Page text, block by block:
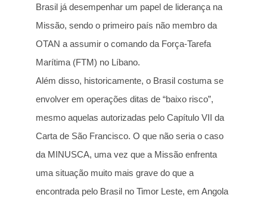
Brasil já desempenhar um papel de liderança na
Missão, sendo o primeiro país não membro da
OTAN a assumir o comando da Força-Tarefa
Marítima (FTM) no Líbano.
Além disso, historicamente, o Brasil costuma se
envolver em operações ditas de “baixo risco”,
mesmo aquelas autorizadas pelo Capítulo VII da
Carta de São Francisco. O que não seria o caso
da MINUSCA, uma vez que a Missão enfrenta
uma situação muito mais grave do que a
encontrada pelo Brasil no Timor Leste, em Angola